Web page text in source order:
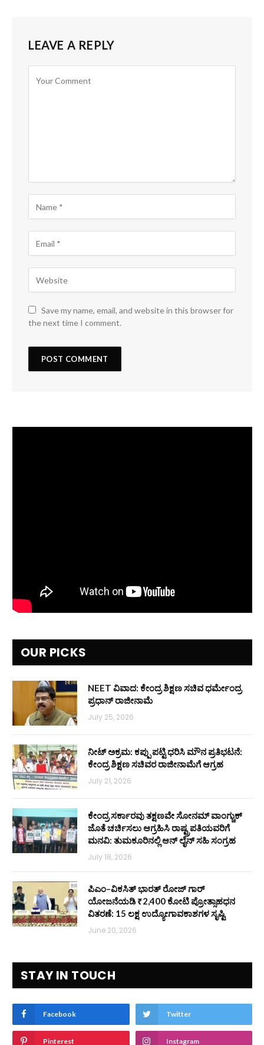
LEAVE A REPLY
Save my name, email, and website in this browser for
the next time I comment.
OUR PICKS
NEET ವಿವಾದ: ಕೇಂದ್ರ ಶಿಕ್ಷಣ ಸಚಿವ ಧರ್ಮೇಂದ್ರ
ಪ್ರಧಾನ್ ರಾಜೀನಾಮೆ
July 25, 2026
ನೀಟ್ ಅಕ್ರಮ: ಕಪ್ಪು ಪಟ್ಟಿ ಧರಿಸಿ ಮೌನ ಪ್ರತಿಭಟನೆ:
ಕೇಂದ್ರ ಶಿಕ್ಷಣ ಸಚಿವರ ರಾಜೀನಾಮೆಗೆ ಆಗ್ರಹ
July 21, 2026
ಕೇಂದ್ರ ಸರ್ಕಾರವು ತಕ್ಷಣವೇ ಸೋನಮ್ ವಾಂಗ್ಚುಕ್
ಜೊತೆ ಚರ್ಚಿಸಲು ಆಗ್ರಹಿಸಿ ರಾಷ್ಟ್ರಪತಿಯವರಿಗೆ
ಮನವಿ: ತುಮಕೂರಿನಲ್ಲಿ ಆನ್‌ ಲೈನ್ ಸಹಿ ಸಂಗ್ರಹ
July 18, 2026
ಪಿಎಂ–ವಿಕಸಿತ್ ಭಾರತ್ ರೋಜ್‌ ಗಾರ್
ಯೋಜನೆಯಡಿ ₹2,400 ಕೋಟಿ ಪ್ರೋತ್ಸಾಹಧನ
ವಿತರಣೆ: 15 ಲಕ್ಷ ಉದ್ಯೋಗಾವಕಾಶಗಳ ಸೃಷ್ಟಿ
June 20, 2026
STAY IN TOUCH
Facebook Twitter
Pinterest Instagram